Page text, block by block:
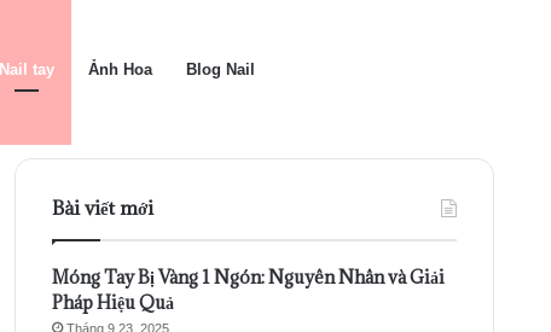
Nail tay Ảnh Hoa Blog Nail
Bài viết mới
Móng Tay Bị Vàng 1 Ngón: Nguyên Nhân và Giải
Pháp Hiệu Quả
Tháng 9 23, 2025